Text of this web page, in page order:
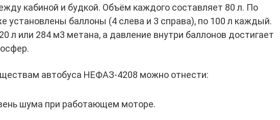
кабиной и будкой. Объём каждого составляет 80 л. По
установлены баллоны (4 слева и 3 справа), по 100 л каждый.
л или 284 м3 метана, а давление внутри баллонов достигает
автобуса НЕФАЗ-4208 можно отнести:
шума при работающем моторе.